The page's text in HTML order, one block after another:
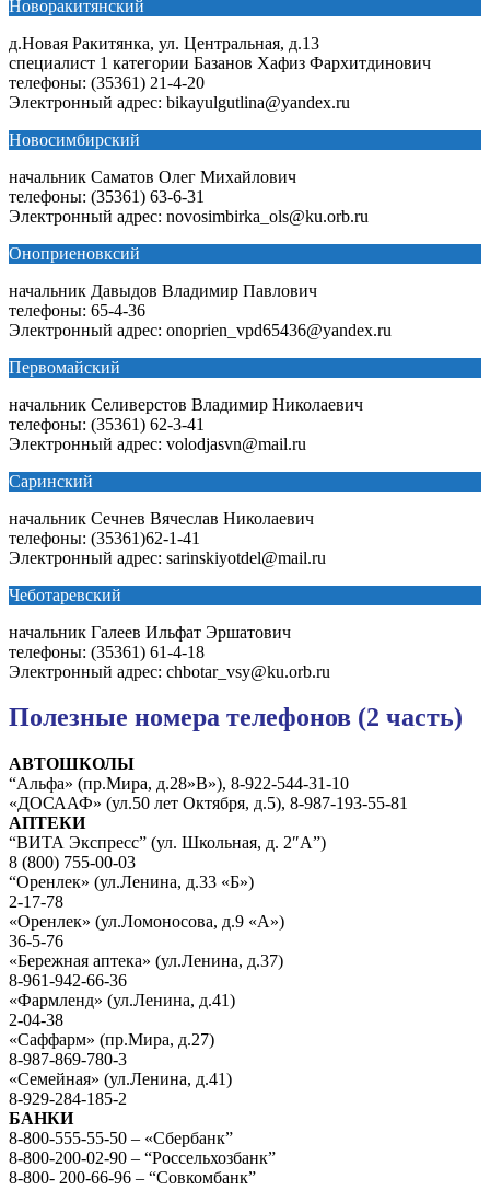
Новоракитянский
д.Новая Ракитянка, ул. Центральная, д.13
специалист 1 категории Базанов Хафиз Фархитдинович
телефоны: (35361) 21-4-20
Электронный адрес: bikayulgutlina@yandex.ru
Новосимбирский
начальник Саматов Олег Михайлович
телефоны: (35361) 63-6-31
Электронный адрес: novosimbirka_ols@ku.orb.ru
Оноприеновксий
начальник Давыдов Владимир Павлович
телефоны: 65-4-36
Электронный адрес: onoprien_vpd65436@yandex.ru
Первомайский
начальник Селиверстов Владимир Николаевич
телефоны: (35361) 62-3-41
Электронный адрес: volodjasvn@mail.ru
Саринский
начальник Сечнев Вячеслав Николаевич
телефоны: (35361)62-1-41
Электронный адрес: sarinskiyotdel@mail.ru
Чеботаревский
начальник Галеев Ильфат Эршатович
телефоны: (35361) 61-4-18
Электронный адрес: chbotar_vsy@ku.orb.ru
Полезные номера телефонов (2 часть)
АВТОШКОЛЫ
“Альфа» (пр.Мира, д.28»В»), 8-922-544-31-10
«ДОСААФ» (ул.50 лет Октября, д.5), 8-987-193-55-81
АПТЕКИ
“ВИТА Экспресс” (ул. Школьная, д. 2″А”)
8 (800) 755-00-03
“Оренлек» (ул.Ленина, д.33 «Б»)
2-17-78
«Оренлек» (ул.Ломоносова, д.9 «А»)
36-5-76
«Бережная аптека» (ул.Ленина, д.37)
8-961-942-66-36
«Фармленд» (ул.Ленина, д.41)
2-04-38
«Саффарм» (пр.Мира, д.27)
8-987-869-780-3
«Семейная» (ул.Ленина, д.41)
8-929-284-185-2
БАНКИ
8-800-555-55-50 – «Сбербанк”
8-800-200-02-90 – “Россельхозбанк”
8-800- 200-66-96 – “Совкомбанк”